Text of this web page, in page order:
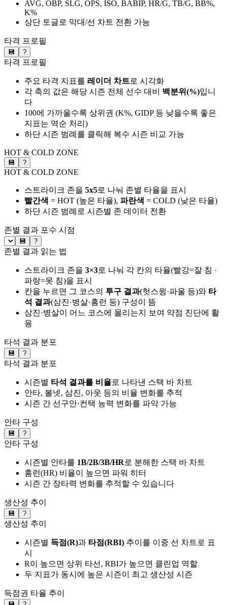
AVG, OBP, SLG, OPS, ISO, BABIP, HR/G, TB/G, BB%,
K%
상단 토글로 막대/선 차트 전환 가능
타격 프로필
💾 ?
타격 프로필
주요 타격 지표를 레이더 차트로 시각화
각 축의 값은 해당 시즌 전체 선수 대비 백분위(%)입니
다
100에 가까울수록 상위권 (K%, GIDP 등 낮을수록 좋은
지표는 역순 처리)
하단 시즌 범례를 클릭해 복수 시즌 비교 가능
HOT & COLD ZONE
💾 ?
HOT & COLD ZONE
스트라이크 존을 5x5로 나눠 존별 타율을 표시
빨간색 = HOT (높은 타율), 파란색 = COLD (낮은 타율)
하단 시즌 범례로 시즌별 존 데이터 전환
존별 결과 포수 시점
💾 ?
존별 결과 읽는 법
스트라이크 존을 3×3로 나눠 각 칸의 타율(빨강=잘 침 ·
파랑=못 침)을 표시
칸을 누르면 그 코스의 투구 결과(헛스윙·파울 등)와 타
석 결과(삼진·병살·홈런 등) 구성이 뜸
삼진·병살이 어느 코스에 몰리는지 보여 약점 진단에 활
용
타석 결과 분포
💾 ?
타석 결과 분포
시즌별 타석 결과를 비율로 나타낸 스택 바 차트
안타, 볼넷, 삼진, 아웃 등의 비율 변화를 추적
시즌 간 선구안·컨택 능력 변화를 파악 가능
안타 구성
💾 ?
안타 구성
시즌별 안타를 1B/2B/3B/HR로 분해한 스택 바 차트
홈런(HR) 비율이 높으면 파워 히터
시즌 간 장타력 변화를 추적할 수 있습니다
생산성 추이
💾 ?
생산성 추이
시즌별 득점(R)과 타점(RBI) 추이를 이중 선 차트로 표
시
R이 높으면 상위 타선, RBI가 높으면 클린업 역할
두 지표가 동시에 높은 시즌이 최고 생산성 시즌
득점권 타율 추이